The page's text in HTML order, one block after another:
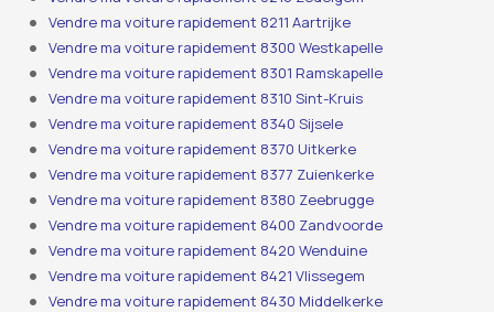
Vendre ma voiture rapidement 8211 Aartrijke
Vendre ma voiture rapidement 8300 Westkapelle
Vendre ma voiture rapidement 8301 Ramskapelle
Vendre ma voiture rapidement 8310 Sint-Kruis
Vendre ma voiture rapidement 8340 Sijsele
Vendre ma voiture rapidement 8370 Uitkerke
Vendre ma voiture rapidement 8377 Zuienkerke
Vendre ma voiture rapidement 8380 Zeebrugge
Vendre ma voiture rapidement 8400 Zandvoorde
Vendre ma voiture rapidement 8420 Wenduine
Vendre ma voiture rapidement 8421 Vlissegem
Vendre ma voiture rapidement 8430 Middelkerke